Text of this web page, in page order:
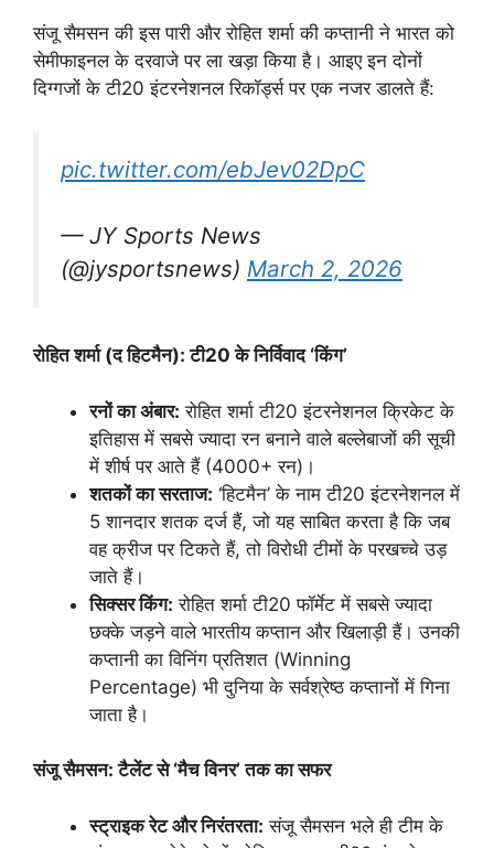
संजू सैमसन की इस पारी और रोहित शर्मा की कप्तानी ने भारत को
सेमीफाइनल के दरवाजे पर ला खड़ा किया है। आइए इन दोनों
दिग्गजों के टी20 इंटरनेशनल रिकॉर्ड्स पर एक नजर डालते हैं:
pic.twitter.com/ebJev02DpC
— JY Sports News
(@jysportsnews) March 2, 2026
रोहित शर्मा (द हिटमैन): टी20 के निर्विवाद ‘किंग’
रनों का अंबार: रोहित शर्मा टी20 इंटरनेशनल क्रिकेट के
इतिहास में सबसे ज्यादा रन बनाने वाले बल्लेबाजों की सूची
में शीर्ष पर आते हैं (4000+ रन)।
शतकों का सरताज: ‘हिटमैन’ के नाम टी20 इंटरनेशनल में
5 शानदार शतक दर्ज हैं, जो यह साबित करता है कि जब
वह क्रीज पर टिकते हैं, तो विरोधी टीमों के परखच्चे उड़
जाते हैं।
सिक्सर किंग: रोहित शर्मा टी20 फॉर्मेट में सबसे ज्यादा
छक्के जड़ने वाले भारतीय कप्तान और खिलाड़ी हैं। उनकी
कप्तानी का विनिंग प्रतिशत (Winning
Percentage) भी दुनिया के सर्वश्रेष्ठ कप्तानों में गिना
जाता है।
संजू सैमसन: टैलेंट से ‘मैच विनर’ तक का सफर
स्ट्राइक रेट और निरंतरता: संजू सैमसन भले ही टीम के